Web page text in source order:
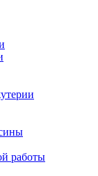
работы